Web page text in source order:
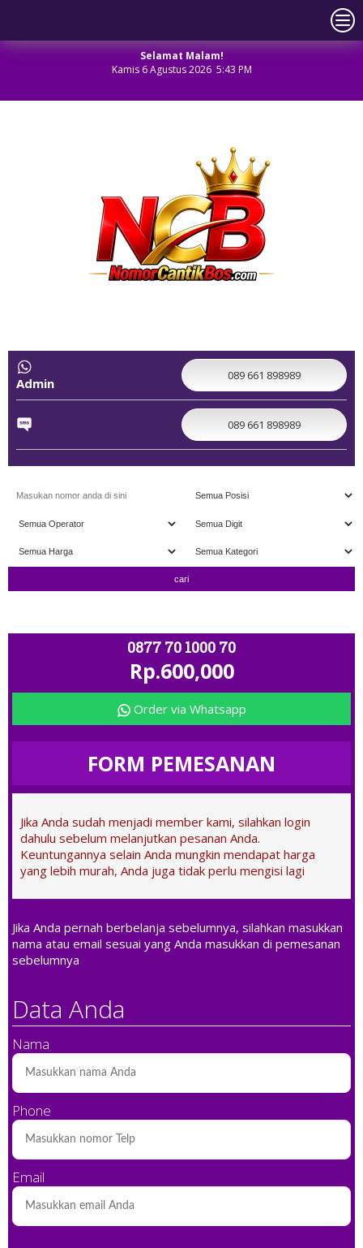
Selamat Malam!
Kamis 6 Agustus 2026 5:43 PM
Admin 089 661 898989
089 661 898989
0877 70 1000 70
Rp.600,000
Order via Whatsapp
FORM PEMESANAN
Jika Anda sudah menjadi member kami, silahkan login
dahulu sebelum melanjutkan pesanan Anda.
Keuntungannya selain Anda mungkin mendapat harga
yang lebih murah, Anda juga tidak perlu mengisi lagi
Jika Anda pernah berbelanja sebelumnya, silahkan masukkan
nama atau email sesuai yang Anda masukkan di pemesanan
sebelumnya
Data Anda
Nama
Phone
Email